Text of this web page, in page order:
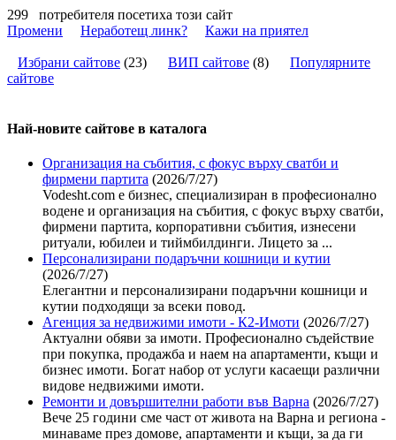
299 потребителя посетиха този сайт
Промени
Неработещ линк? Кажи на приятел
Избрани сайтове (23) ВИП сайтове (8) Популярните
сайтове
Най-новите сайтoве в каталога
Организация на събития, с фокус върху сватби и
фирмени партита (2026/7/27)
Vodesht.com е бизнес, специализиран в професионално
водене и организация на събития, с фокус върху сватби,
фирмени партита, корпоративни събития, изнесени
ритуали, юбилеи и тиймбилдинги. Лицето за ...
Персонализирани подаръчни кошници и кутии
(2026/7/27)
Елегантни и персонализирани подаръчни кошници и
кутии подходящи за всеки повод.
Агенция за недвижими имоти - К2-Имоти (2026/7/27)
Актуални обяви за имоти. Професионално съдействие
при покупка, продажба и наем на апартаменти, къщи и
бизнес имоти. Богат набор от услуги касаещи различни
видове недвижими имоти.
Ремонти и довършителни работи във Варна (2026/7/27)
Вече 25 години сме част от живота на Варна и региона -
минаваме през домове, апартаменти и къщи, за да ги